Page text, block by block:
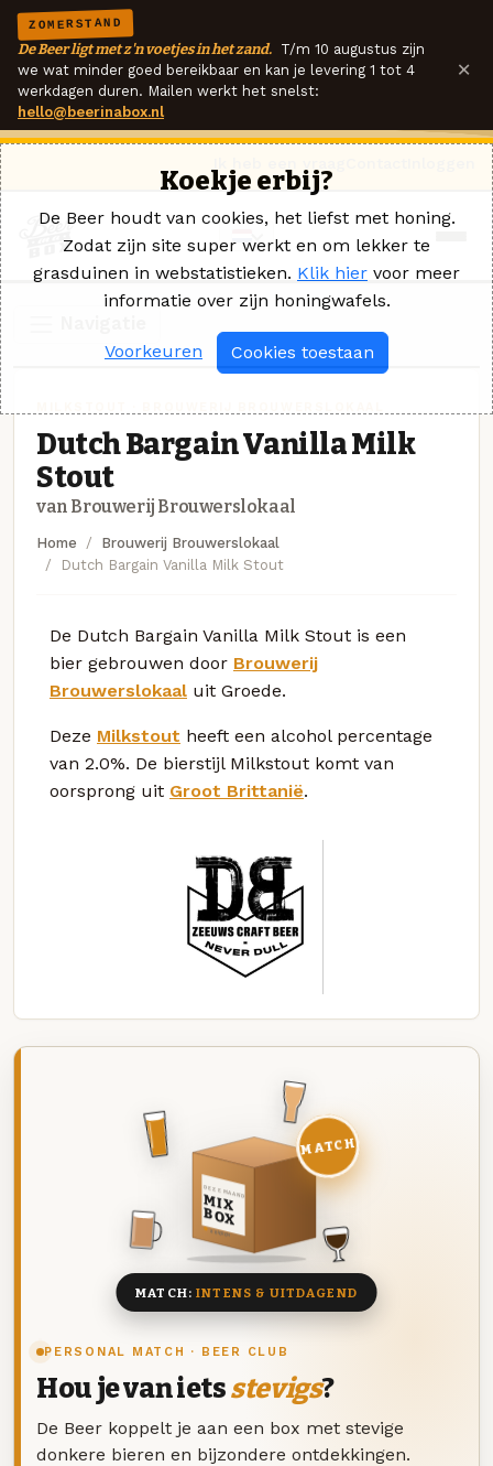
ZOMERSTAND
De Beer ligt met z'n voetjes in het zand. T/m 10 augustus zijn
we wat minder goed bereikbaar en kan je levering 1 tot 4
werkdagen duren. Mailen werkt het snelst:
hello@beerinabox.nl
×
Dutch Bargain Vanilla Milk
Stout
van Brouwerij Brouwerslokaal
Home
Brouwerij Brouwerslokaal
Dutch Bargain Vanilla Milk Stout
De Dutch Bargain Vanilla Milk Stout is een
bier gebrouwen door Brouwerij
Brouwerslokaal uit Groede.
Deze Milkstout heeft een alcohol percentage
van 2.0%. De bierstijl Milkstout komt van
oorsprong uit Groot Brittanië.
PERSONAL MATCH · BEER CLUB
Hou je van ietsstevigs?
De Beer koppelt je aan een box met stevige
donkere bieren en bijzondere ontdekkingen.
DEZE MAAND
MIX
BOX
8 BIEREN
MATCH
MATCH:INTENS & UITDAGEND
Koekje erbij?
De Beer houdt van cookies, het liefst met honing.
Zodat zijn site super werkt en om lekker te
grasduinen in webstatistieken. Klik hier voor meer
informatie over zijn honingwafels.
Voorkeuren Cookies toestaan